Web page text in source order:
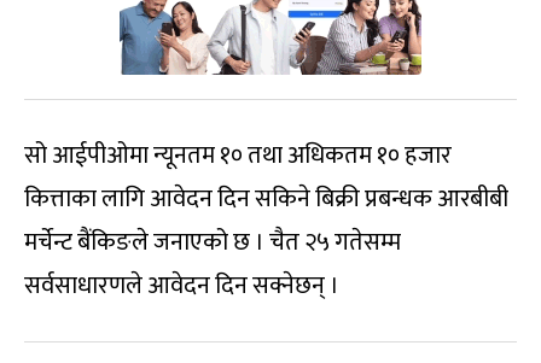
सो आईपीओमा न्यूनतम १० तथा अधिकतम १० हजार
कित्ताका लागि आवेदन दिन सकिने बिक्री प्रबन्धक आरबीबी
मर्चेन्ट बैंकिङले जनाएको छ । चैत २५ गतेसम्म
सर्वसाधारणले आवेदन दिन सक्नेछन् ।